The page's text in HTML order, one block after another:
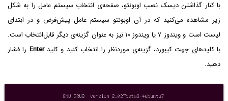
با کنار گذاشتن دیسک نصب اوبونتو، صفحه‌ی انتخاب سیستم عامل را به شکل
زیر مشاهده می‌کنید که در آن اوبونتو سیستم عامل پیش‌فرض و در ابتدای
لیست است و ویندوز ۷ یا ویندوز ۱۰ نیز به عنوان گزینه‌ی دیگر قابل‌انتخاب است.
با کلیدهای جهت کیبورد، گزینه‌ی موردنظر را انتخاب کنید و کلیدEnter را فشار
دهید.